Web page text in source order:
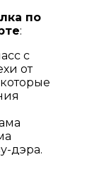
по
:
с
от
дэра.